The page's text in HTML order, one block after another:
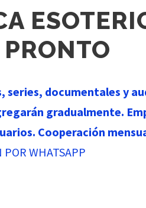
PRONTO
series, documentales y
gradualmente.
Cooperación
WHATSAPP